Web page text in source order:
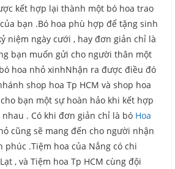
kết hợp lại thành một bó hoa trao
bạn .Bó hoa phù hợp để tặng sinh
niệm ngày cưới , hay đơn giản chỉ là
bạn muốn gửi cho người thân một
hoa nhỏ xinhNhận ra được điều đó
shop hoa Tp HCM và shop hoa
bạn một sự hoàn hảo khi kết hợp
. Có khi đơn giản chỉ là bó Hoa
cũng sẽ mang đến cho người nhận
phúc .Tiệm hoa của Nắng có chi
, và Tiệm hoa Tp HCM cùng đội